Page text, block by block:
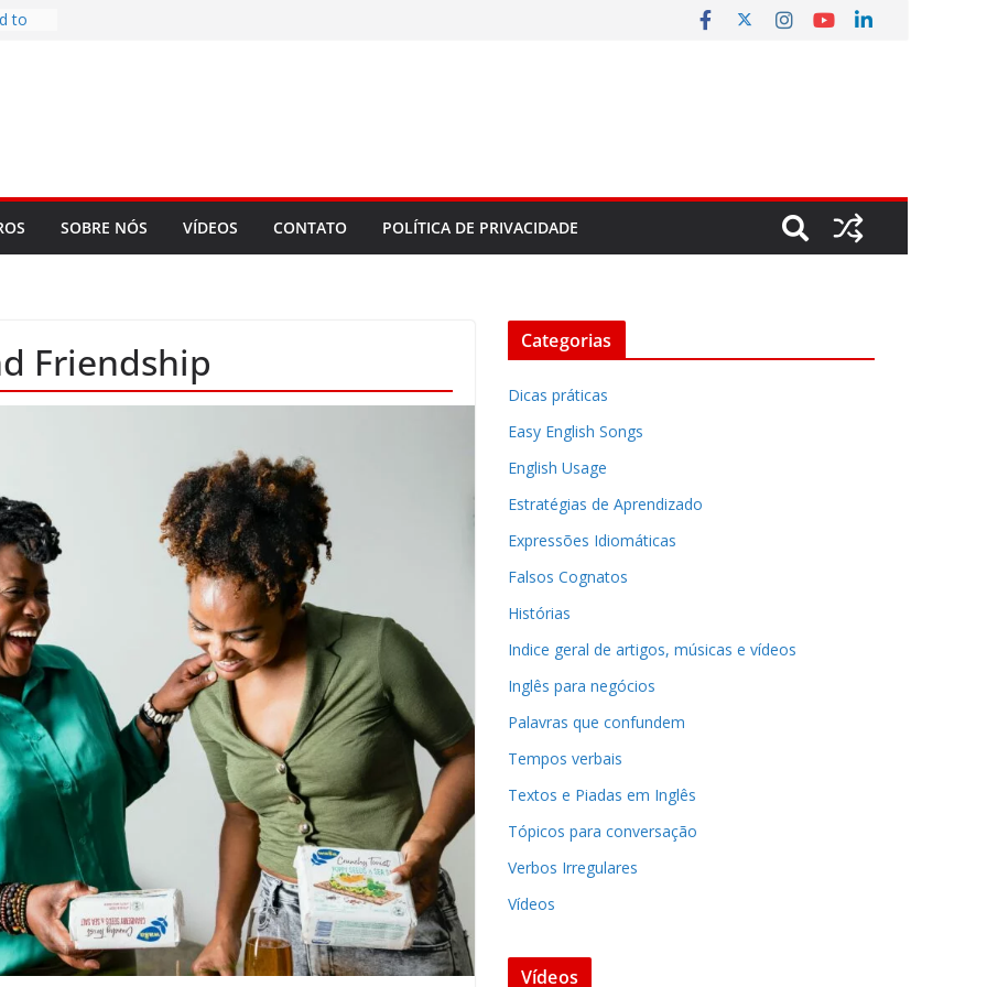
to
SOBRE NÓS VÍDEOS CONTATO POLÍTICA DE PRIVACIDADE
Friendship Categorias
Dicas práticas
Easy English Songs
English Usage
Estratégias de Aprendizado
Expressões Idiomáticas
Falsos Cognatos
Histórias
Indice geral de artigos, músicas e vídeos
Inglês para negócios
Palavras que confundem
Tempos verbais
Textos e Piadas em Inglês
Tópicos para conversação
Verbos Irregulares
Vídeos
Vídeos